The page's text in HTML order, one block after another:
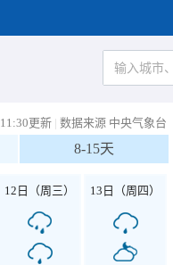
11:30更新 | 数据来源 中央气象台
8-15天
12日（周三） 13日（周四）